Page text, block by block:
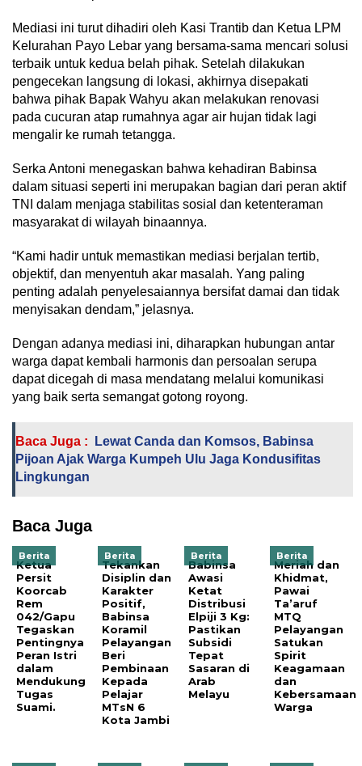
Mediasi ini turut dihadiri oleh Kasi Trantib dan Ketua LPM
Kelurahan Payo Lebar yang bersama-sama mencari solusi
terbaik untuk kedua belah pihak. Setelah dilakukan
pengecekan langsung di lokasi, akhirnya disepakati
bahwa pihak Bapak Wahyu akan melakukan renovasi
pada cucuran atap rumahnya agar air hujan tidak lagi
mengalir ke rumah tetangga.
Serka Antoni menegaskan bahwa kehadiran Babinsa
dalam situasi seperti ini merupakan bagian dari peran aktif
TNI dalam menjaga stabilitas sosial dan ketenteraman
masyarakat di wilayah binaannya.
“Kami hadir untuk memastikan mediasi berjalan tertib,
objektif, dan menyentuh akar masalah. Yang paling
penting adalah penyelesaiannya bersifat damai dan tidak
menyisakan dendam,” jelasnya.
Dengan adanya mediasi ini, diharapkan hubungan antar
warga dapat kembali harmonis dan persoalan serupa
dapat dicegah di masa mendatang melalui komunikasi
yang baik serta semangat gotong royong.
Baca Juga :
Lewat Canda dan Komsos, Babinsa
Pijoan Ajak Warga Kumpeh Ulu Jaga Kondusifitas
Lingkungan
Baca Juga
Berita
Ketua
Persit
Koorcab
Rem
042/Gapu
Tegaskan
Pentingnya
Peran Istri
dalam
Mendukung
Tugas
Suami.
Berita
Tekankan
Disiplin dan
Karakter
Positif,
Babinsa
Koramil
Pelayangan
Beri
Pembinaan
Kepada
Pelajar
MTsN 6
Kota Jambi
Berita
Babinsa
Awasi
Ketat
Distribusi
Elpiji 3 Kg:
Pastikan
Subsidi
Tepat
Sasaran di
Arab
Melayu
Berita
Meriah dan
Khidmat,
Pawai
Ta’aruf
MTQ
Pelayangan
Satukan
Spirit
Keagamaan
dan
Kebersamaan
Warga